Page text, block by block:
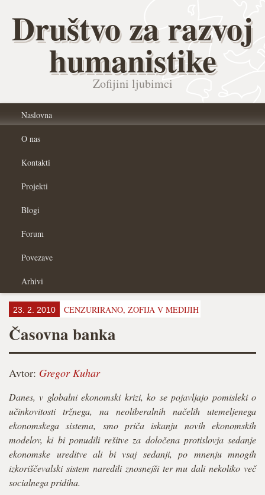
Društvo za razvoj
humanistike
Zofijini ljubimci
Naslovna
O nas
Kontakti
Projekti
Blogi
Forum
Povezave
Arhivi
23. 2. 2010 CENZURIRANO, ZOFIJA V MEDIJIH
Časovna banka
Avtor: Gregor Kuhar
Danes, v globalni ekonomski krizi, ko se pojavljajo pomisleki o
učinkovitosti tržnega, na neoliberalnih načelih utemeljenega
ekonomskega sistema, smo priča iskanju novih ekonomskih
modelov, ki bi ponudili rešitve za določena protislovja sedanje
ekonomske ureditve ali bi vsaj sedanji, po mnenju mnogih
izkoriščevalski sistem naredili znosnejši ter mu dali nekoliko več
socialnega pridiha.